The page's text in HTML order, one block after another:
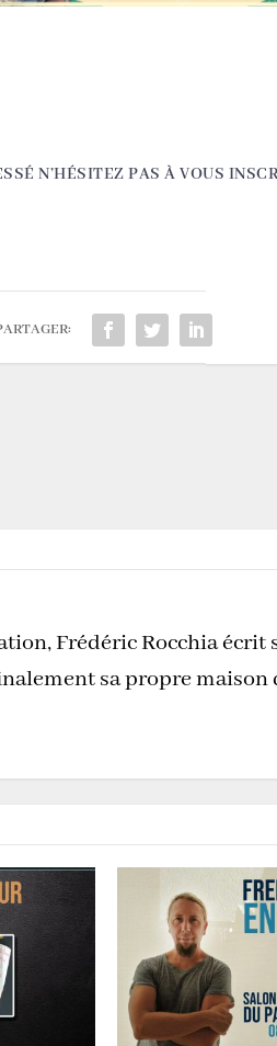
N’HÉSITEZ PAS À VOUS
Frédéric Rocchia écrit
sa propre maison